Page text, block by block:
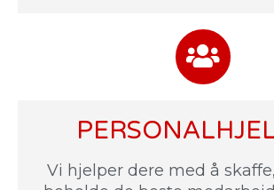
Vi hjelper dere med å